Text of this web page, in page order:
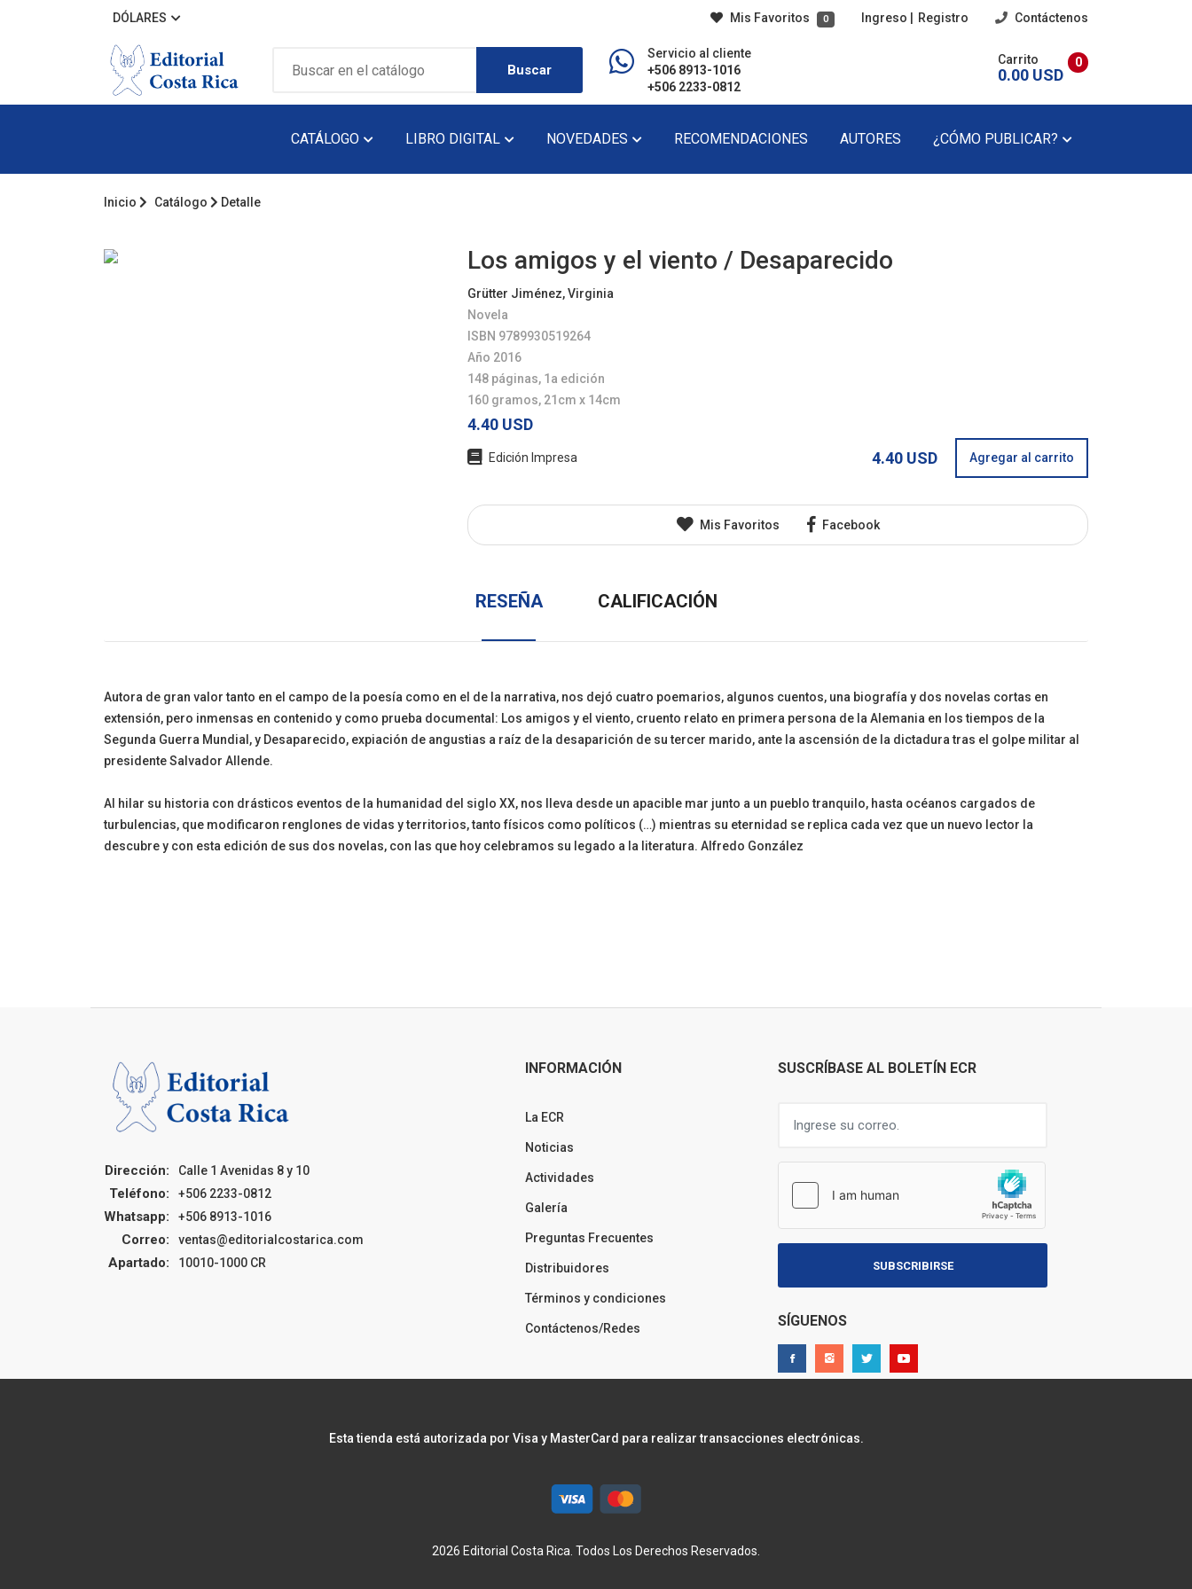
DÓLARES Mis Favoritos 0 Ingreso Registro Contáctenos
Buscar
Servicio al cliente
+506 8913-1016
+506 2233-0812
0
Carrito
0.00 USD
CATÁLOGO
Infantil
Juvenil
LIBRO DIGITAL NOVEDADES RECOMENDACIONES AUTORES ¿CÓMO PUBLICAR?
Inicio Catálogo Detalle
Los amigos y el viento / Desaparecido
Grütter Jiménez, Virginia
Novela
ISBN 9789930519264
Año 2016
148 páginas, 1a edición
160 gramos, 21cm x 14cm
4.40 USD
Edición Impresa 4.40 USD Agregar al carrito
Mis Favoritos Facebook
RESEÑA CALIFICACIÓN
Autora de gran valor tanto en el campo de la poesía como en el de la narrativa, nos dejó cuatro poemarios, algunos cuentos, una biografía y dos novelas cortas en
extensión, pero inmensas en contenido y como prueba documental: Los amigos y el viento, cruento relato en primera persona de la Alemania en los tiempos de la
Segunda Guerra Mundial, y Desaparecido, expiación de angustias a raíz de la desaparición de su tercer marido, ante la ascensión de la dictadura tras el golpe militar al
presidente Salvador Allende.
Al hilar su historia con drásticos eventos de la humanidad del siglo XX, nos lleva desde un apacible mar junto a un pueblo tranquilo, hasta océanos cargados de
turbulencias, que modificaron renglones de vidas y territorios, tanto físicos como políticos (…) mientras su eternidad se replica cada vez que un nuevo lector la
descubre y con esta edición de sus dos novelas, con las que hoy celebramos su legado a la literatura. Alfredo González
Dirección: Calle 1 Avenidas 8 y 10
Teléfono: +506 2233-0812
Whatsapp: +506 8913-1016
Correo: ventas@editorialcostarica.com
Apartado: 10010-1000 CR
INFORMACIÓN
La ECR
Noticias
Actividades
Galería
Preguntas Frecuentes
Distribuidores
Términos y condiciones
Contáctenos/Redes
SUSCRÍBASE AL BOLETÍN ECR
SUBSCRIBIRSE
SÍGUENOS
Esta tienda está autorizada por Visa y MasterCard para realizar transacciones electrónicas.
2026 Editorial Costa Rica. Todos Los Derechos Reservados.